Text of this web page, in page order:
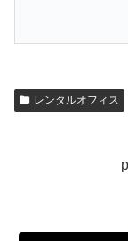
レンタルオフィス